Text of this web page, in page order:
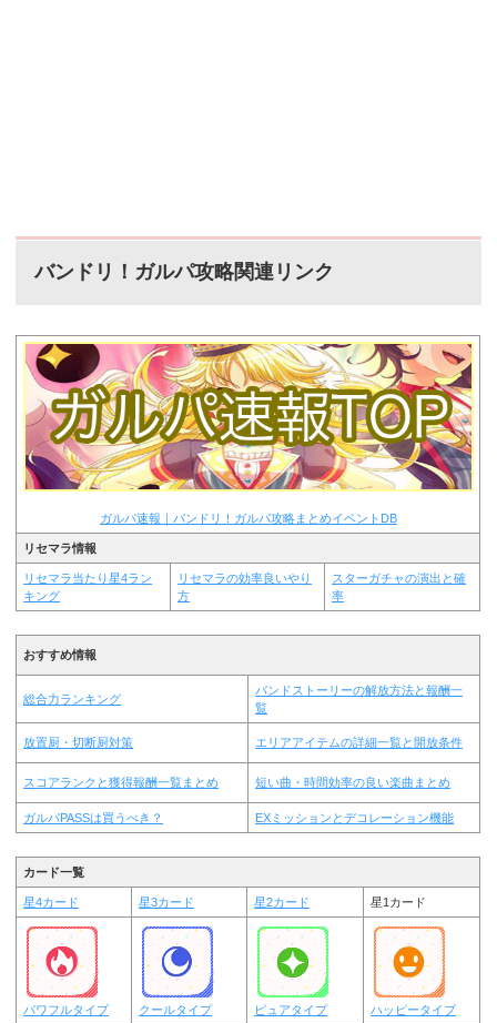
バンドリ！ガルパ攻略関連リンク
ガルパ速報｜バンドリ！ガルパ攻略まとめイベントDB
リセマラ情報
リセマラ当たり星4ラン
キング
リセマラの効率良いやり
方
スターガチャの演出と確
率
おすすめ情報
総合力ランキング
バンドストーリーの解放方法と報酬一
覧
放置厨・切断厨対策 エリアアイテムの詳細一覧と開放条件
スコアランクと獲得報酬一覧まとめ 短い曲・時間効率の良い楽曲まとめ
ガルパPASSは買うべき？ EXミッションとデコレーション機能
カード一覧
星4カード 星3カード 星2カード 星1カード
パワフルタイプ クールタイプ ピュアタイプ ハッピータイプ